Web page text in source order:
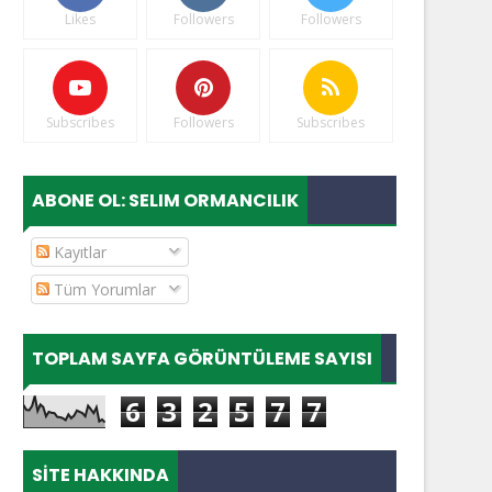
Likes Followers Followers
Subscribes Followers Subscribes
ABONE OL: SELIM ORMANCILIK
Kayıtlar
Tüm Yorumlar
TOPLAM SAYFA GÖRÜNTÜLEME SAYISI
6 3 2 5 7 7
SITE HAKKINDA